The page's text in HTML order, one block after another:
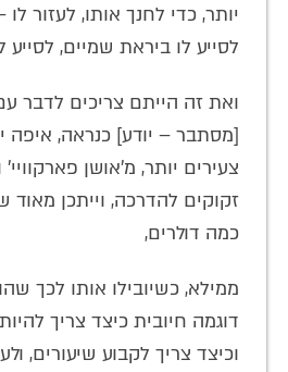
יותר, כדי לחנך אותו, לעזור לו
לסייע לו ביראת שמיים,
ואת זה הייתם צריכים לדבר
[מסתבר – יודע] כנראה, איפה
צעירים יותר, מ'אושן
זקוקים להדרכה, וייתכן מאוד
כמה דולרים,
ממילא, כשיובילו אותו לכך
דוגמה חיובית כיצד צריך
וכיצד צריך לקבוע שיעורים,